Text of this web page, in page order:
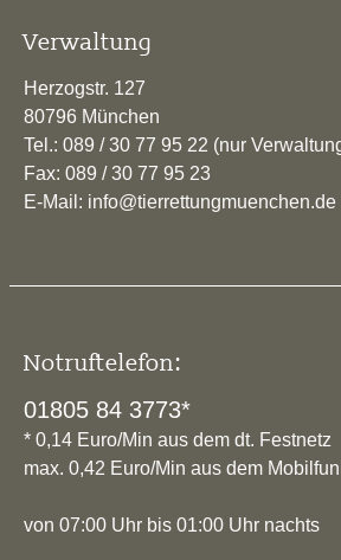
Verwaltung
Herzogstr. 127
80796 München
Tel.: 089 / 30 77 95 22 (nur
Fax: 089 / 30 77 95 23
E-Mail: info@tierrettungmuenchen.de
Notruftelefon:
01805 84 3773*
* 0,14 Euro/Min aus dem dt. Festnetz
max. 0,42 Euro/Min aus dem
von 07:00 Uhr bis 01:00 Uhr nachts